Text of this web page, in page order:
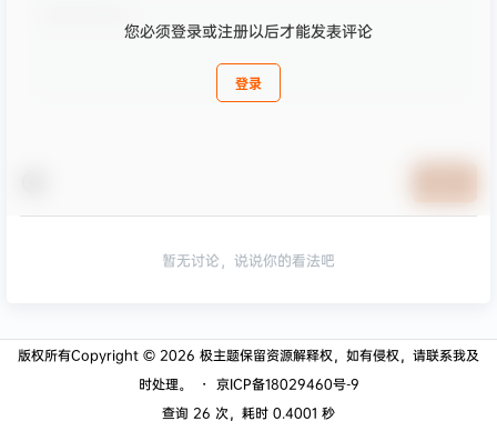
您必须登录或注册以后才能发表评论
登录
暂无讨论，说说你的看法吧
版权所有Copyright © 2026 极主题保留资源解释权，如有侵权，请联系我及
时处理。
・ 京ICP备18029460号-9
查询 26 次，耗时 0.4001 秒